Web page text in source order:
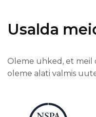
Usalda
Oleme uhked, et
oleme alati valmis